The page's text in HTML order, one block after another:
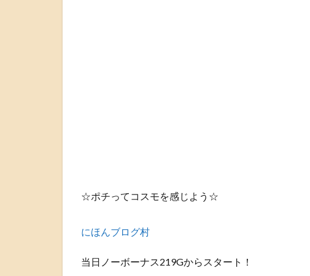
☆ポチってコスモを感じよう☆
にほんブログ村
当日ノーボーナス219Gからスタート！